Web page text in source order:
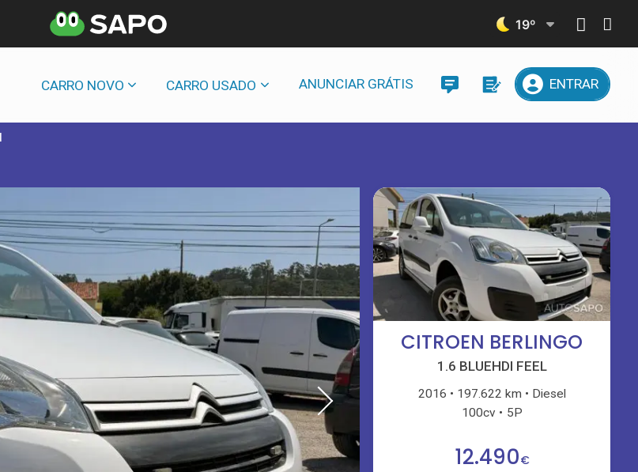
19º
CARRO NOVO CARRO USADO ANUNCIAR GRÁTIS ENTRAR
CITROEN BERLINGO
1.6 BLUEHDI FEEL
2016 197.622 km
Diesel
100cv
5P
12.490€